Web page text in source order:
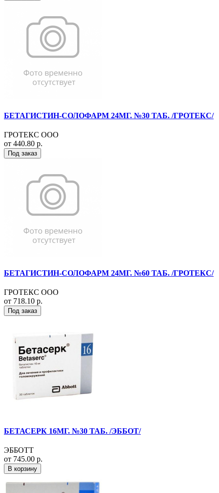
БЕТАГИСТИН-СОЛОФАРМ 24МГ. №30 ТАБ. /ГРОТЕКС/
ГРОТЕКС ООО
от 440.80 р.
Под заказ
БЕТАГИСТИН-СОЛОФАРМ 24МГ. №60 ТАБ. /ГРОТЕКС/
ГРОТЕКС ООО
от 718.10 р.
Под заказ
БЕТАСЕРК 16МГ. №30 ТАБ. /ЭББОТ/
ЭББОТТ
от 745.00 р.
В корзину